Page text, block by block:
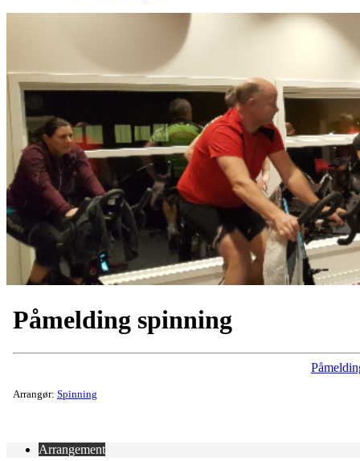
Påmelding spinning
Arrangør: Spinning
Arrangement